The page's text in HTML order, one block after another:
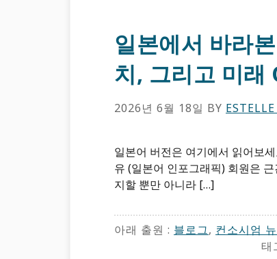
일본에서 바라
치, 그리고 미래
2026년 6월 18일 BY
일본어 버전은 여기에서 읽어보
유 (일본어 인포그래픽) 회원은
지할 뿐만 아니라 […]
아래 출원 : 블로그, 컨소시엄
태